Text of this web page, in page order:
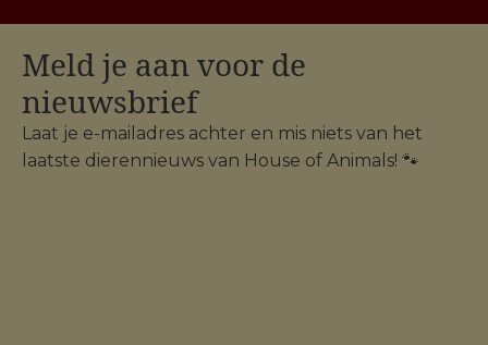
Meld je aan voor de
nieuwsbrief
Laat je e-mailadres achter en mis niets van het
laatste dierennieuws van House of Animals! 🐾